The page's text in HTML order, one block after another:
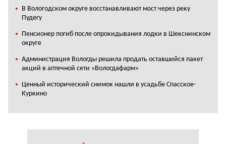
В Вологодском округе восстанавливают мост через реку
Пудегу
Пенсионер погиб после опрокидывания лодки в Шекснинском
округе
Администрация Вологды решила продать оставшийся пакет
акций в аптечной сети «Вологдафарм»
Ценный исторический снимок нашли в усадьбе Спасское-
Куркино